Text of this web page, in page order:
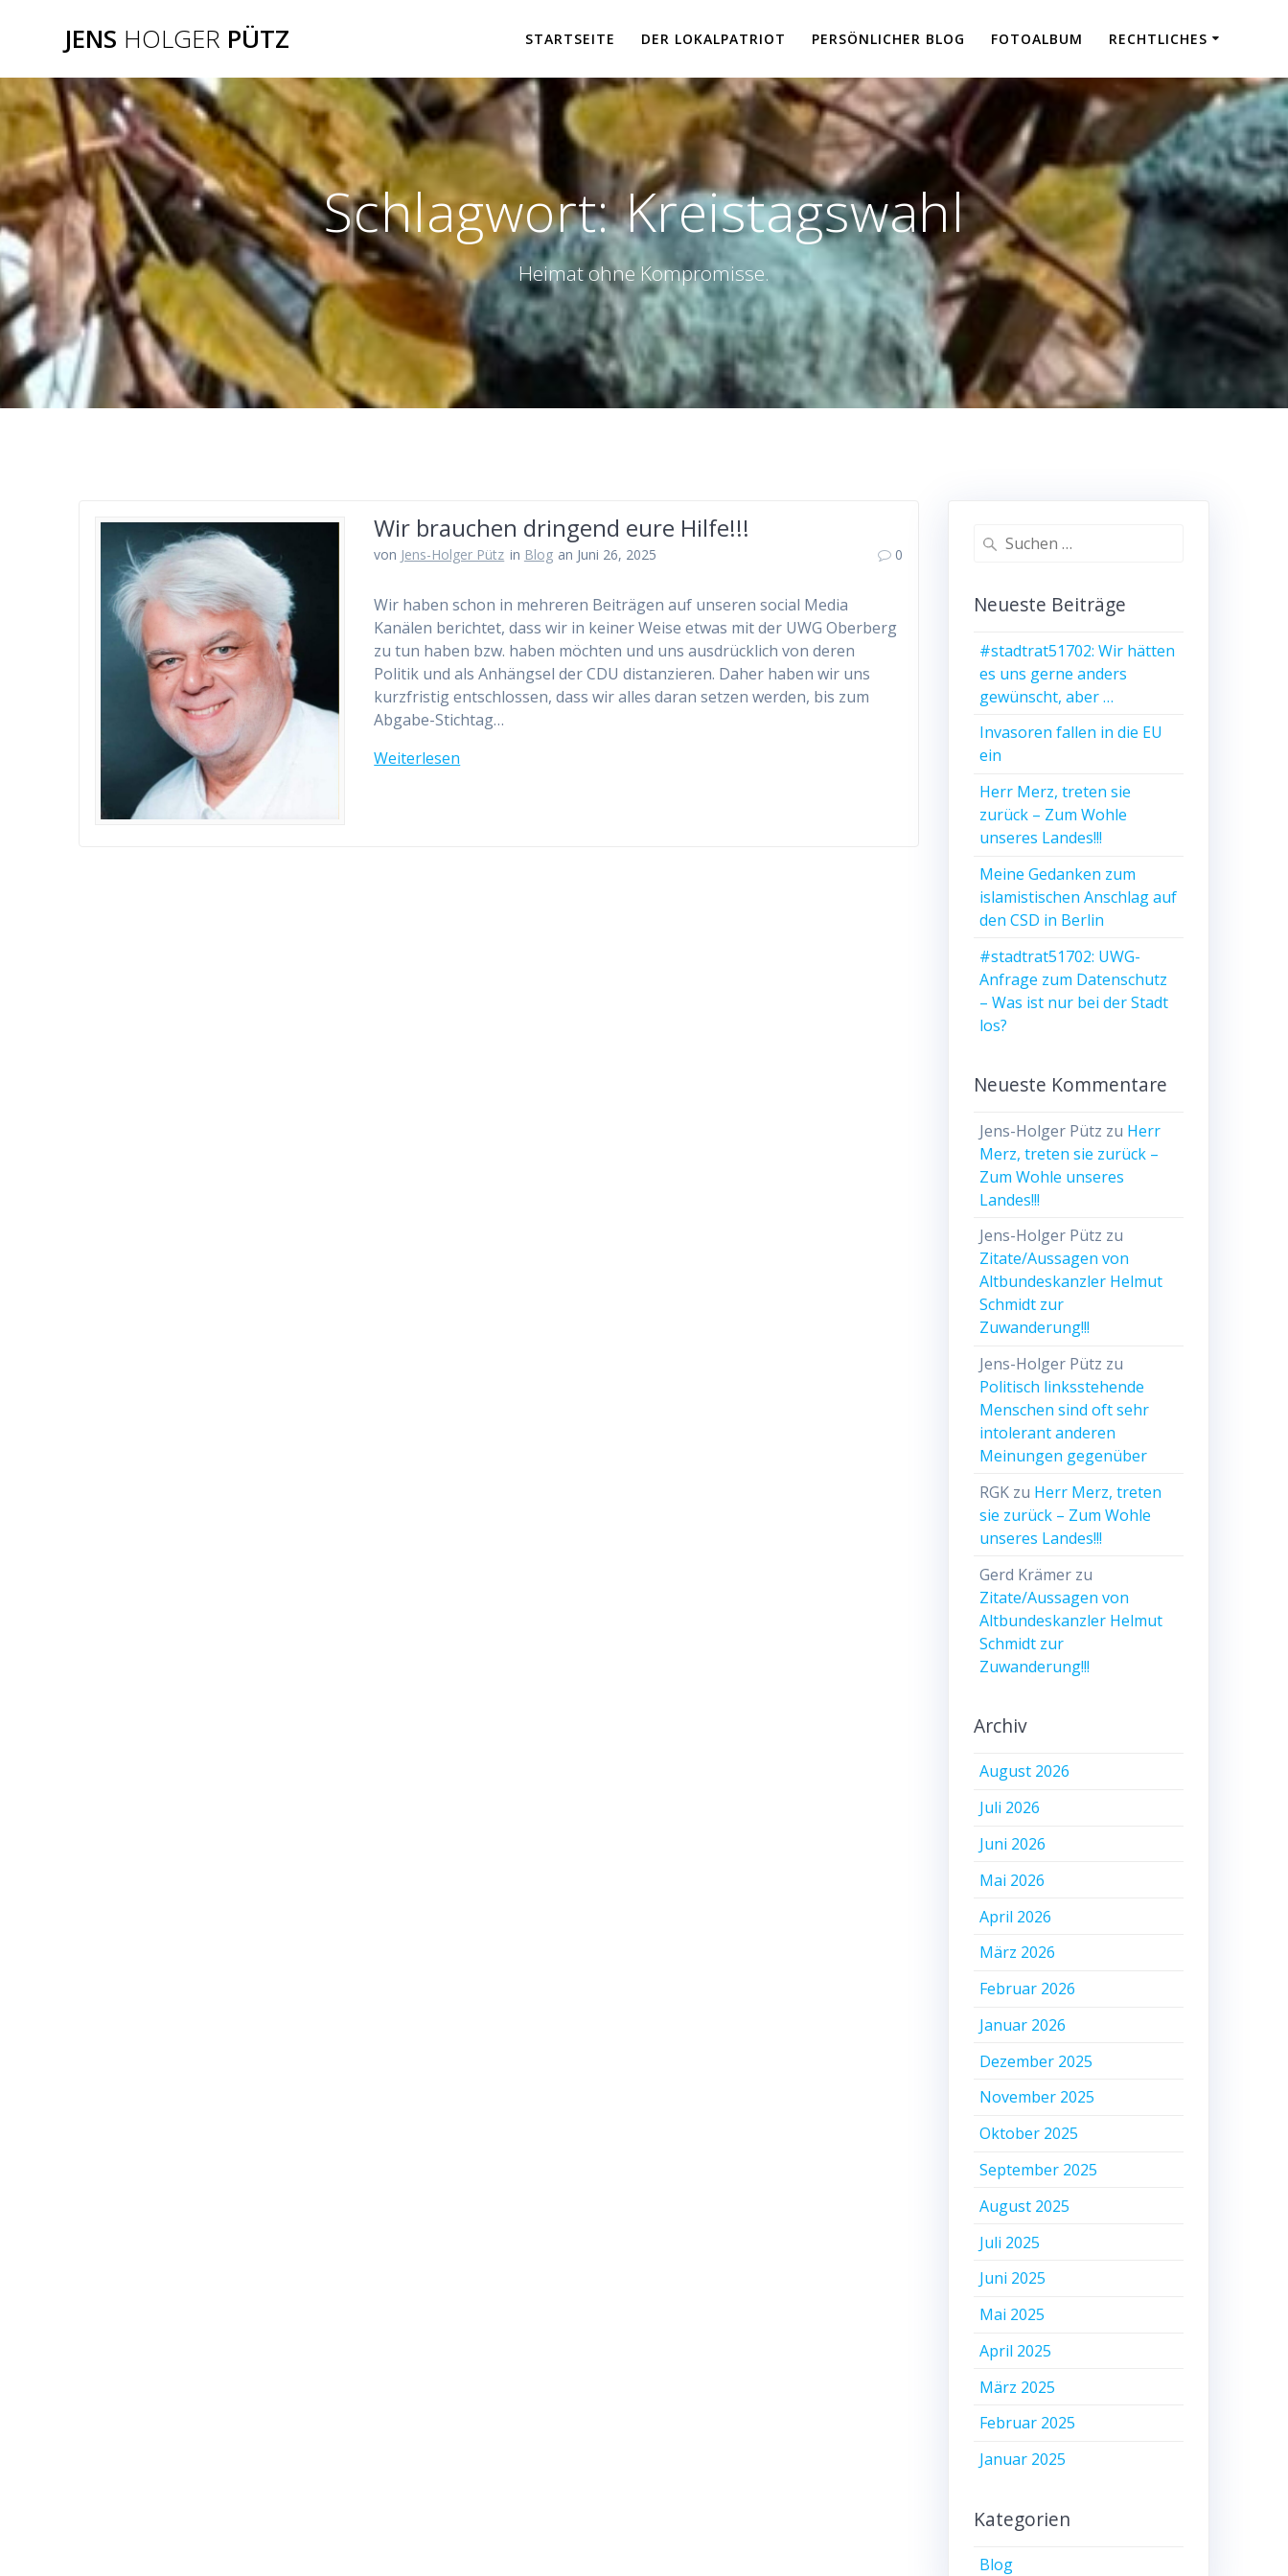
springen
JENS HOLGER PÜTZ STARTSEITE DER LOKALPATRIOT PERSÖNLICHER BLOG FOTOALBUM RECHTLICHES
Schlagwort:Kreistagswahl
Heimat ohne Kompromisse.
Wir brauchen dringend eure Hilfe!!!
von Jens-Holger Pütz in Blog an Juni 26, 2025 0
Wir haben schon in mehreren Beiträgen auf unseren social Media
Kanälen berichtet, dass wir in keiner Weise etwas mit der UWG Oberberg
zu tun haben bzw. haben möchten und uns ausdrücklich von deren
Politik und als Anhängsel der CDU distanzieren. Daher haben wir uns
kurzfristig entschlossen, dass wir alles daran setzen werden, bis zum
Abgabe-Stichtag…
Weiterlesen
Suchen
Neueste Beiträge
#stadtrat51702: Wir hätten
es uns gerne anders
gewünscht, aber …
Invasoren fallen in die EU
ein
Herr Merz, treten sie
zurück – Zum Wohle
unseres Landes!!!
Meine Gedanken zum
islamistischen Anschlag auf
den CSD in Berlin
#stadtrat51702: UWG-
Anfrage zum Datenschutz
– Was ist nur bei der Stadt
los?
Neueste Kommentare
Jens-Holger Pütz zu Herr
Merz, treten sie zurück –
Zum Wohle unseres
Landes!!!
Jens-Holger Pütz zu
Zitate/Aussagen von
Altbundeskanzler Helmut
Schmidt zur
Zuwanderung!!!
Jens-Holger Pütz zu
Politisch linksstehende
Menschen sind oft sehr
intolerant anderen
Meinungen gegenüber
RGK zu Herr Merz, treten
sie zurück – Zum Wohle
unseres Landes!!!
Gerd Krämer zu
Zitate/Aussagen von
Altbundeskanzler Helmut
Schmidt zur
Zuwanderung!!!
Archiv
August 2026
Juli 2026
Juni 2026
Mai 2026
April 2026
März 2026
Februar 2026
Januar 2026
Dezember 2025
November 2025
Oktober 2025
September 2025
August 2025
Juli 2025
Juni 2025
Mai 2025
April 2025
März 2025
Februar 2025
Januar 2025
Kategorien
Blog